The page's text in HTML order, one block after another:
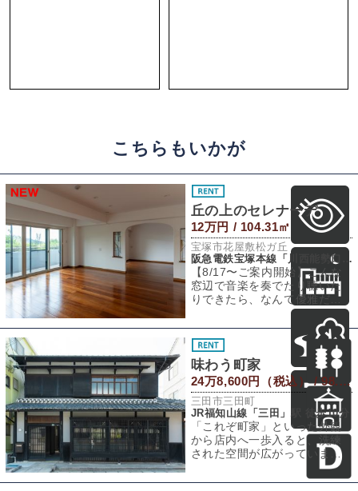
こちらもいかが
丘の上のセレナーデ
12万円 / 104.31㎡
宝塚市花屋敷松ガ丘
阪急電鉄宝塚本線「川西能勢口」駅 バス4分 「萩原」バス停 徒歩8分
【8/17〜ご案内開始】こんな
窓辺で音楽を奏でたり聴いた
りできたら、なんて優雅だろ
う。音楽家であるオーナーさ
んのこだわり
味わう町家
24万8,600円（税込） / 98.25㎡
三田市三田町
JR福知山線「三田」駅 徒歩10分
「これぞ町家」といった外観
から店内へ一歩入ると、洗練
された空間が広がっていまし
た。ここで、良質な食と空間
そのものを味わえ